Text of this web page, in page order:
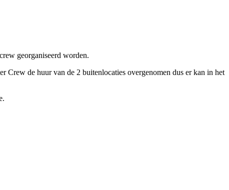
georganiseerd worden.
de huur van de 2 buitenlocaties overgenomen dus er kan in het